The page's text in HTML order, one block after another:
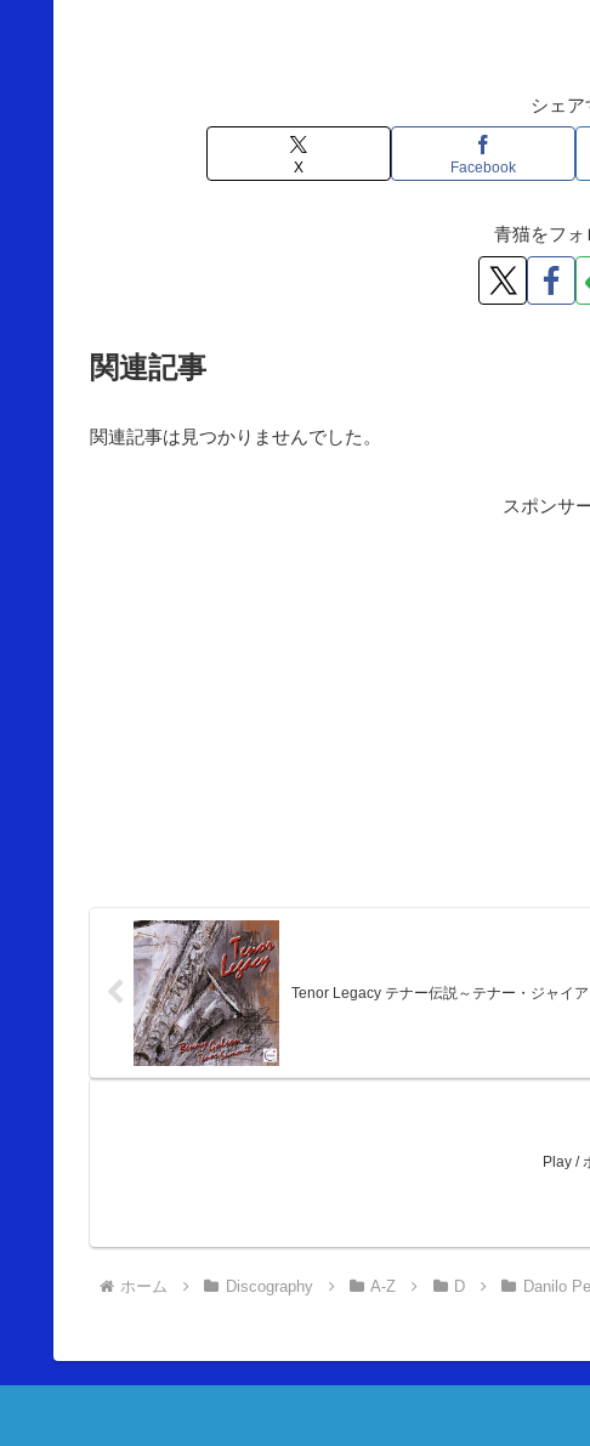
シェア
X Facebook
青猫をフォ
関連記事
関連記事は見つかりませんでした。
スポンサ
Tenor Legacy テナー伝説～テナー・ジャイ
Play /
ホーム Discography A-Z D Danilo